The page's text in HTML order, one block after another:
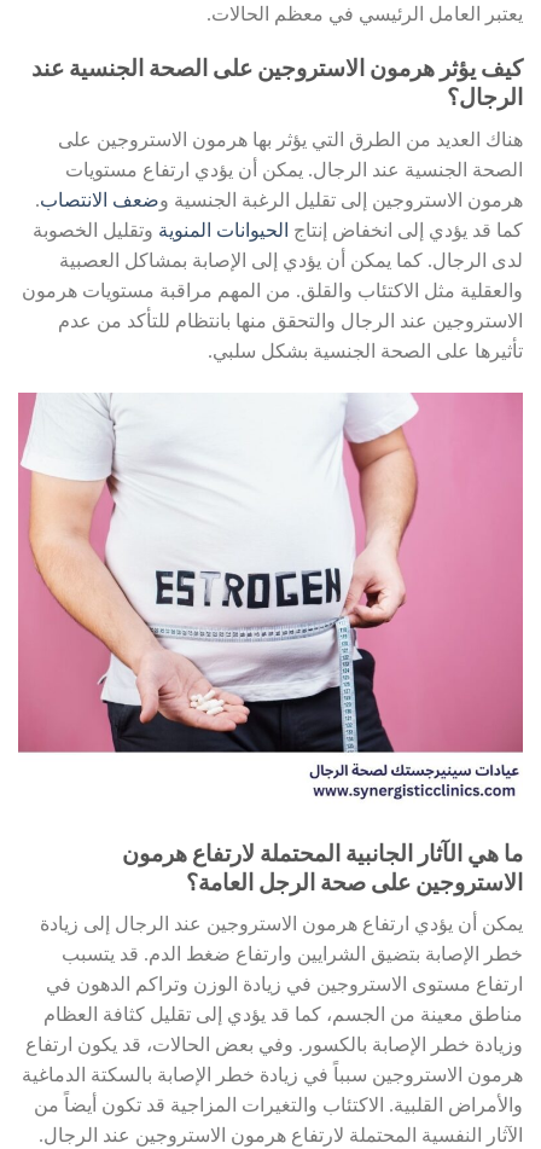
يعتبر العامل الرئيسي في معظم الحالات.
كيف يؤثر هرمون الاستروجين على الصحة الجنسية عند
الرجال؟
هناك العديد من الطرق التي يؤثر بها هرمون الاستروجين على
الصحة الجنسية عند الرجال. يمكن أن يؤدي ارتفاع مستويات
هرمون الاستروجين إلى تقليل الرغبة الجنسية وضعف الانتصاب.
كما قد يؤدي إلى انخفاض إنتاج الحيوانات المنوية وتقليل الخصوبة
لدى الرجال. كما يمكن أن يؤدي إلى الإصابة بمشاكل العصبية
والعقلية مثل الاكتئاب والقلق. من المهم مراقبة مستويات هرمون
الاستروجين عند الرجال والتحقق منها بانتظام للتأكد من عدم
تأثيرها على الصحة الجنسية بشكل سلبي.
ما هي الآثار الجانبية المحتملة لارتفاع هرمون
الاستروجين على صحة الرجل العامة؟
يمكن أن يؤدي ارتفاع هرمون الاستروجين عند الرجال إلى زيادة
خطر الإصابة بتضيق الشرايين وارتفاع ضغط الدم. قد يتسبب
ارتفاع مستوى الاستروجين في زيادة الوزن وتراكم الدهون في
مناطق معينة من الجسم، كما قد يؤدي إلى تقليل كثافة العظام
وزيادة خطر الإصابة بالكسور. وفي بعض الحالات، قد يكون ارتفاع
هرمون الاستروجين سبباً في زيادة خطر الإصابة بالسكتة الدماغية
والأمراض القلبية. الاكتئاب والتغيرات المزاجية قد تكون أيضاً من
الآثار النفسية المحتملة لارتفاع هرمون الاستروجين عند الرجال.